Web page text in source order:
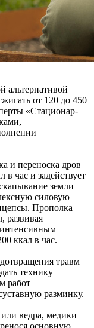
альтернативой
от 120 до 450
«Стационар-
и переноска дров
в час и задействует
земли
силовую
Прополка
развивая
ккал в час.
травм
технику
работ
разминку.
ведра, медики
основную